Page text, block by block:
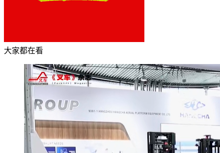
大家都在看